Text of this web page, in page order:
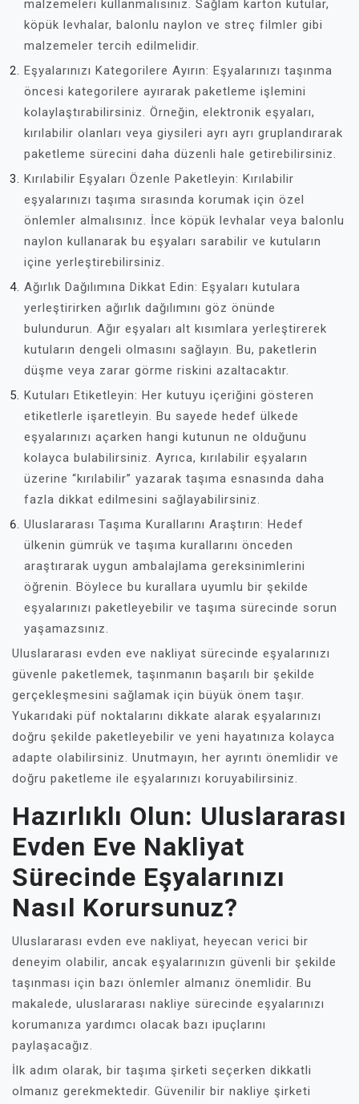
malzemeleri kullanmalısınız. Sağlam karton kutular,
köpük levhalar, balonlu naylon ve streç filmler gibi
malzemeler tercih edilmelidir.
Eşyalarınızı Kategorilere Ayırın: Eşyalarınızı taşınma
öncesi kategorilere ayırarak paketleme işlemini
kolaylaştırabilirsiniz. Örneğin, elektronik eşyaları,
kırılabilir olanları veya giysileri ayrı ayrı gruplandırarak
paketleme sürecini daha düzenli hale getirebilirsiniz.
Kırılabilir Eşyaları Özenle Paketleyin: Kırılabilir
eşyalarınızı taşıma sırasında korumak için özel
önlemler almalısınız. İnce köpük levhalar veya balonlu
naylon kullanarak bu eşyaları sarabilir ve kutuların
içine yerleştirebilirsiniz.
Ağırlık Dağılımına Dikkat Edin: Eşyaları kutulara
yerleştirirken ağırlık dağılımını göz önünde
bulundurun. Ağır eşyaları alt kısımlara yerleştirerek
kutuların dengeli olmasını sağlayın. Bu, paketlerin
düşme veya zarar görme riskini azaltacaktır.
Kutuları Etiketleyin: Her kutuyu içeriğini gösteren
etiketlerle işaretleyin. Bu sayede hedef ülkede
eşyalarınızı açarken hangi kutunun ne olduğunu
kolayca bulabilirsiniz. Ayrıca, kırılabilir eşyaların
üzerine “kırılabilir” yazarak taşıma esnasında daha
fazla dikkat edilmesini sağlayabilirsiniz.
Uluslararası Taşıma Kurallarını Araştırın: Hedef
ülkenin gümrük ve taşıma kurallarını önceden
araştırarak uygun ambalajlama gereksinimlerini
öğrenin. Böylece bu kurallara uyumlu bir şekilde
eşyalarınızı paketleyebilir ve taşıma sürecinde sorun
yaşamazsınız.
Uluslararası evden eve nakliyat sürecinde eşyalarınızı
güvenle paketlemek, taşınmanın başarılı bir şekilde
gerçekleşmesini sağlamak için büyük önem taşır.
Yukarıdaki püf noktalarını dikkate alarak eşyalarınızı
doğru şekilde paketleyebilir ve yeni hayatınıza kolayca
adapte olabilirsiniz. Unutmayın, her ayrıntı önemlidir ve
doğru paketleme ile eşyalarınızı koruyabilirsiniz.
Hazırlıklı Olun: Uluslararası
Evden Eve Nakliyat
Sürecinde Eşyalarınızı
Nasıl Korursunuz?
Uluslararası evden eve nakliyat, heyecan verici bir
deneyim olabilir, ancak eşyalarınızın güvenli bir şekilde
taşınması için bazı önlemler almanız önemlidir. Bu
makalede, uluslararası nakliye sürecinde eşyalarınızı
korumanıza yardımcı olacak bazı ipuçlarını
paylaşacağız.
İlk adım olarak, bir taşıma şirketi seçerken dikkatli
olmanız gerekmektedir. Güvenilir bir nakliye şirketi